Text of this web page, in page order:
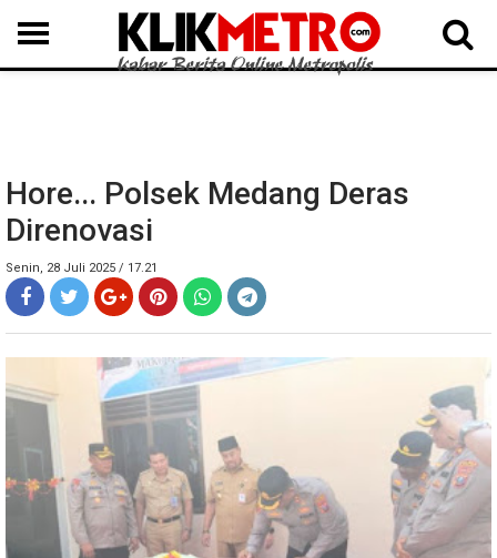
MEDAN LANGKAT DAIRI SAMOSIR TAPUT BATUBARA DELISERDANG
Hore... Polsek Medang Deras
Direnovasi
Senin, 28 Juli 2025 / 17.21